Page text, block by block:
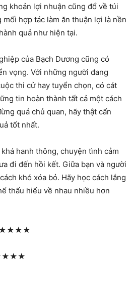
khoản lợi nhuận cũng đổ về túi
mối hợp tác làm ăn thuận lợi là nền
quả như hiện tại.
của Bạch Dương cũng có
vọng. Với những người đang
thi cử hay tuyển chọn, có cát
tin hoàn thành tất cả một cách
quá chủ quan, hãy thật cẩn
tốt nhất.
hanh thông, chuyện tình cảm
đi đến hồi kết. Giữa bạn và người
khó xóa bỏ. Hãy học cách lắng
thấu hiểu về nhau nhiều hơn